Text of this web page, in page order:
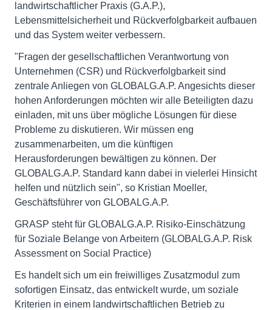
landwirtschaftlicher Praxis (G.A.P.),
Lebensmittelsicherheit und Rückverfolgbarkeit aufbauen
und das System weiter verbessern.
"Fragen der gesellschaftlichen Verantwortung von
Unternehmen (CSR) und Rückverfolgbarkeit sind
zentrale Anliegen von GLOBALG.A.P. Angesichts dieser
hohen Anforderungen möchten wir alle Beteiligten dazu
einladen, mit uns über mögliche Lösungen für diese
Probleme zu diskutieren. Wir müssen eng
zusammenarbeiten, um die künftigen
Herausforderungen bewältigen zu können. Der
GLOBALG.A.P. Standard kann dabei in vielerlei Hinsicht
helfen und nützlich sein", so Kristian Moeller,
Geschäftsführer von GLOBALG.A.P.
GRASP steht für GLOBALG.A.P. Risiko-Einschätzung
für Soziale Belange von Arbeitern (GLOBALG.A.P. Risk
Assessment on Social Practice)
Es handelt sich um ein freiwilliges Zusatzmodul zum
sofortigen Einsatz, das entwickelt wurde, um soziale
Kriterien in einem landwirtschaftlichen Betrieb zu